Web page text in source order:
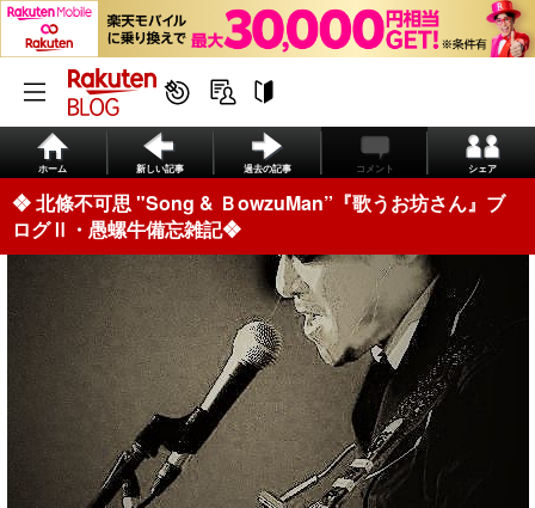
ホーム 新しい記事 過去の記事 コメント シェア
❖ 北條不可思 "Song & Ｂow zuMan”『歌うお坊さん』ブ
ログⅡ・愚螺牛備忘雑記❖